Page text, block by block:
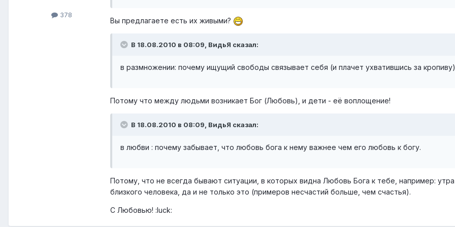
378
Вы предлагаете есть их живыми?
В 18.08.2010 в 08:09, ВидьЯ сказал:
в размножении: почему ищущий свободы связывает себя (и плачет ухватившись за кропиву)
Потому что между людьми возникает Бог (Любовь), и дети - её воплощение!
В 18.08.2010 в 08:09, ВидьЯ сказал:
в любви : почему забывает, что любовь бога к нему важнее чем его любовь к богу.
Потому, что не всегда бывают ситуации, в которых видна Любовь Бога к тебе, например:
близкого человека, да и не только это (примеров несчастий больше, чем счастья).
С Любовью! :luck: